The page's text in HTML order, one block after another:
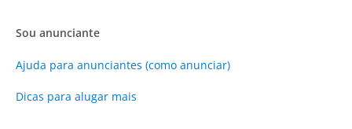
Sou anunciante
Ajuda para anunciantes (como anunciar)
Dicas para alugar mais